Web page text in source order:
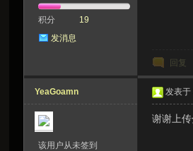
积分
19
发消息
回复
YeaGoamn
该用户从未签到
发表
谢谢上